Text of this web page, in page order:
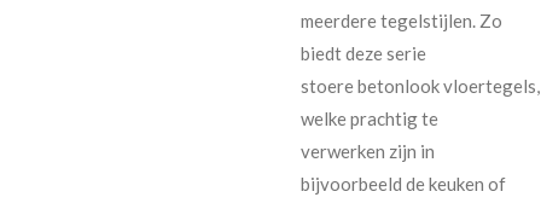
meerdere tegelstijlen. Zo
biedt deze serie
stoerebetonlookvloertegels,
welke prachtig te
verwerken zijn in
bijvoorbeeld de keuken of